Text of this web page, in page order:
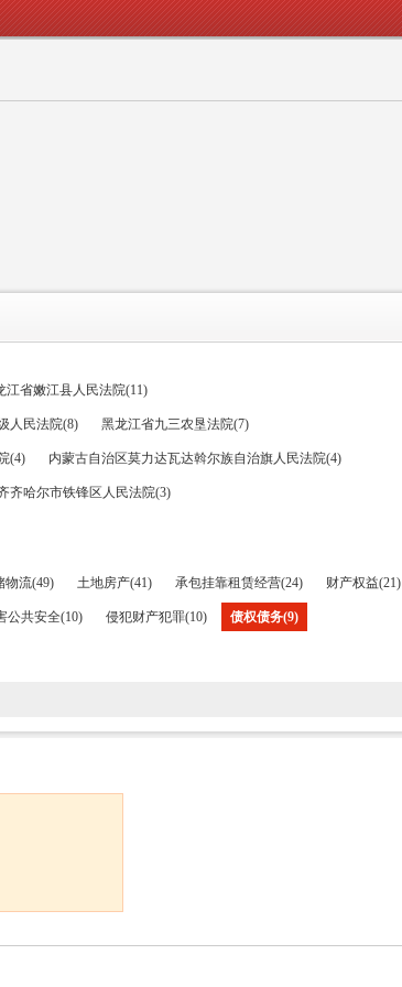
江省嫩江县人民法院(11)
人民法院(8) 黑龙江省九三农垦法院(7)
(4) 内蒙古自治区莫力达瓦达斡尔族自治旗人民法院(4)
齐哈尔市铁锋区人民法院(3)
物流(49) 土地房产(41) 承包挂靠租赁经营(24) 财产权益(21)
公共安全(10) 侵犯财产犯罪(10) 债权债务(9)